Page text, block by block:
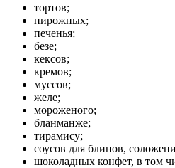
тортов;
пирожных;
печенья;
безе;
кексов;
кремов;
муссов;
желе;
мороженого;
бланманже;
тирамису;
соусов для блинов,
шоколадных конфет, в том